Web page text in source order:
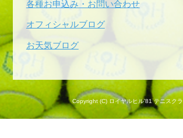
各種お申込み・お問い合わせ
オフィシャルブログ
お天気ブログ
Copyright (C) ロイヤルヒル'81 テニスク